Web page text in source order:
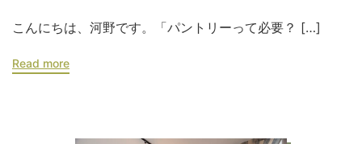
こんにちは、河野です。「パントリーって必要？ […]
Read more